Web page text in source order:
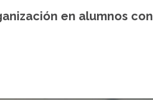
en alumnos con